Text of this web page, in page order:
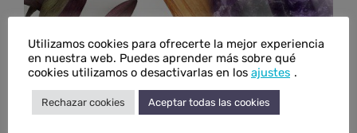
Utilizamos cookies para ofrecerte la mejor experiencia
en nuestra web. Puedes aprender más sobre qué
cookies utilizamos o desactivarlas en los ajustes .
Rechazar cookies Aceptar todas las cookies